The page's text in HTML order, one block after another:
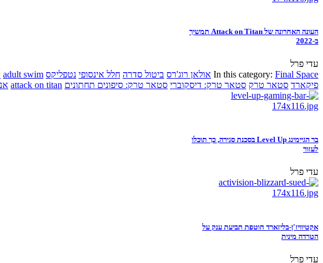
העונה האחרונה של Attack on Titan תמשיך
ב-2022
עדי פרל
In this category: Final Space אולאן רוג'רס ביטול סדרה חלל אינסופי נטפליקס adult swim
פיקארד סטאר טרק סטאר טרק: דיסקוברי סטאר טרק: סיפונים תחתונים attack on titan
בר הגיימינג Level Up בסכנת סגירה, כך תוכלו
לעזור
עדי פרל
אקטיוויז'ן-בליזארד חוטפת תביעת ענק על
הטרדה מינית
עדי פרל